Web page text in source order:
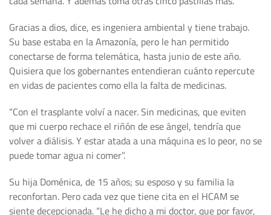
Gracias a dios, dice, es ingeniera ambiental y tiene trabajo.
Su base estaba en la Amazonía, pero le han permitido
conectarse de forma telemática, hasta junio de este año.
Quisiera que los gobernantes entendieran cuánto repercute
en vidas de pacientes como ella la falta de medicinas.
“Con el trasplante volví a nacer. Sin medicinas, que eviten
que mi cuerpo rechace el riñón de ese ángel, tendría que
volver a diálisis. Y estar atada a una máquina es lo peor, no se
puede tomar agua ni comer”.
Su hija Doménica, de 15 años; su esposo y su familia la
reconfortan. Pero cada vez que tiene cita en el HCAM se
siente decepcionada. “Le he dicho a mi doctor, que por favor,